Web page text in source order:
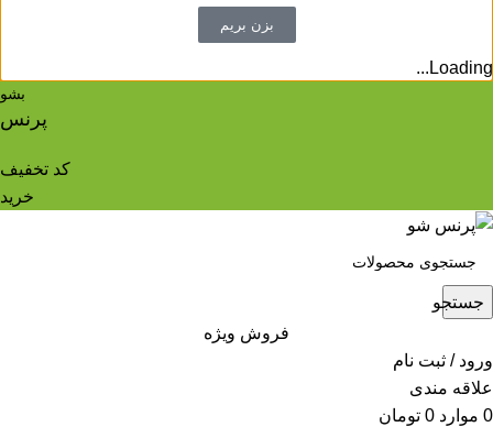
بزن بریم
Loading...
بشو
پرنس
کد تخفیف
خرید
جستجو
فروش ویژه
ورود / ثبت نام
علاقه مندی
0 موارد 0 تومان